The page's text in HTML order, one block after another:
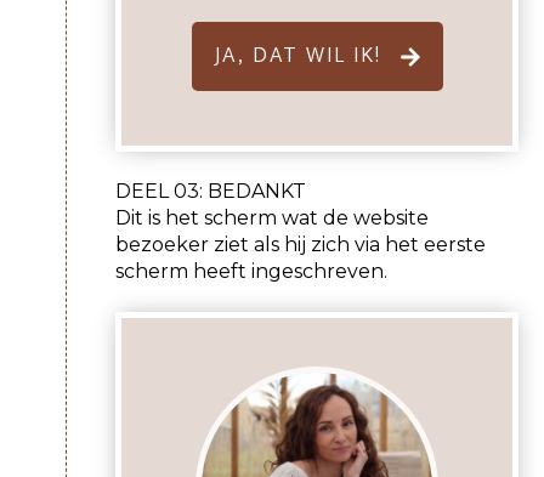
JA, DAT WIL IK!
DEEL 03: BEDANKT
Dit is het scherm wat de website
bezoeker ziet als hij zich via het eerste
scherm heeft ingeschreven.